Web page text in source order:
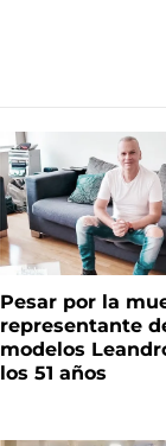
Pesar por la
representante
modelos
los 51 años